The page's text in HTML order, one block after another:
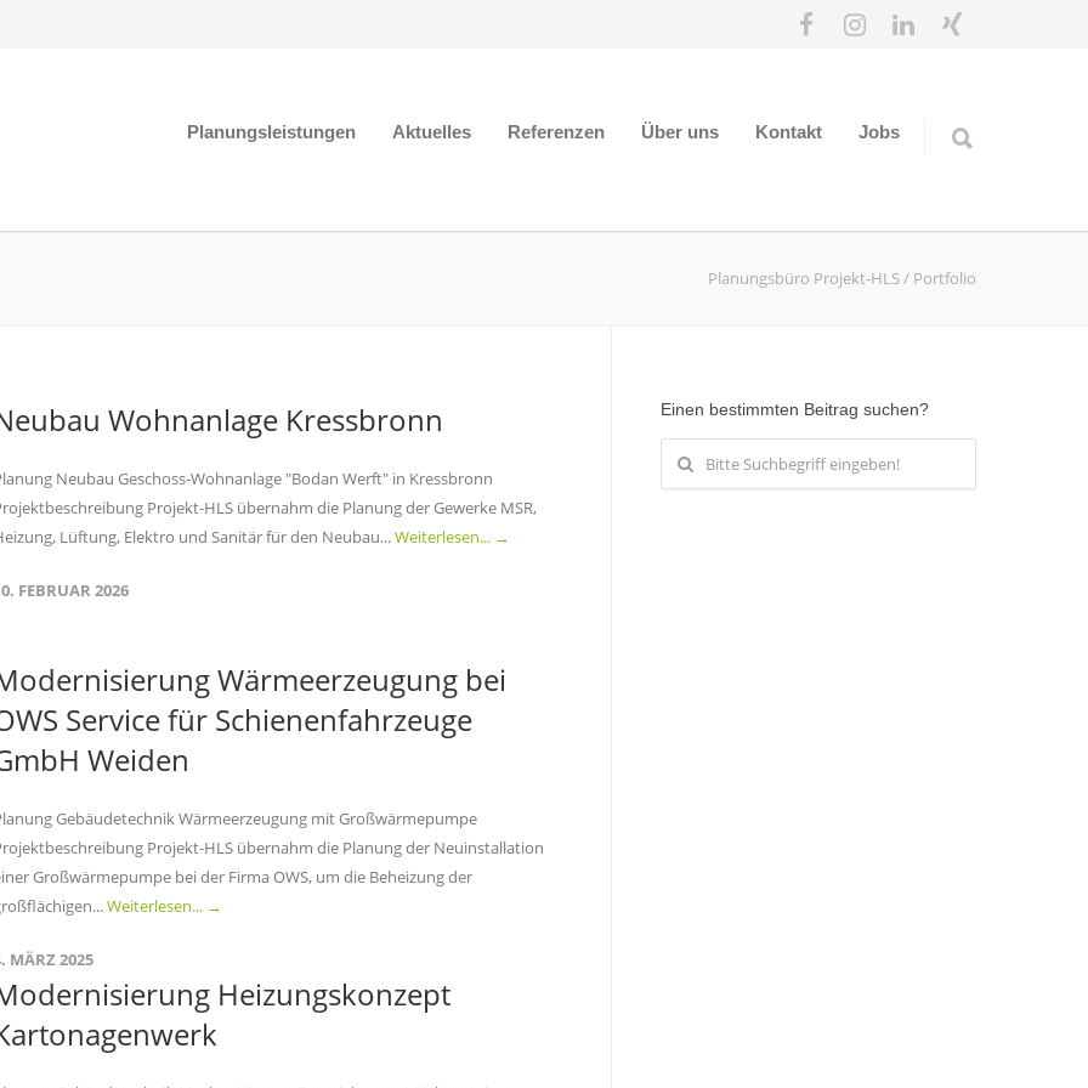
Planungsleistungen Aktuelles Referenzen Über uns Kontakt Jobs
Planungsbüro Projekt-HLS/ Portfolio
Wohnanlage Kressbronn
Neubau Geschoss-Wohnanlage "Bodan Werft" in Kressbronn
Projekt-HLS übernahm die Planung der Gewerke MSR,
Lüftung, Elektro und Sanitär für den Neubau...Weiterlesen... →
FEBRUAR 2026
Wärmeerzeugung bei
Service für Schienenfahrzeuge
Weiden
Gebäudetechnik Wärmeerzeugung mit Großwärmepumpe
Projekt-HLS übernahm die Planung der Neuinstallation
Großwärmepumpe bei der Firma OWS, um die Beheizung der
Weiterlesen... →
MÄRZ 2025
Heizungskonzept
Einen bestimmten Beitrag suchen?